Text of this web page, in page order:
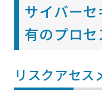
サイバー
有のプロセ
リスクアセス